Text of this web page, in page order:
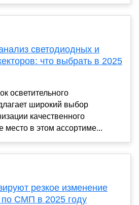
светодиодных и
что выбрать в 2025
осветительного
широкий выбор
качественного
в этом ассортиме...
резкое изменение
по СМП в 2025 году